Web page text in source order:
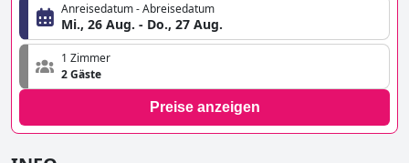
Anreisedatum - Abreisedatum
Mi., 26 Aug. - Do., 27 Aug.
1 Zimmer
2 Gäste
Preise anzeigen